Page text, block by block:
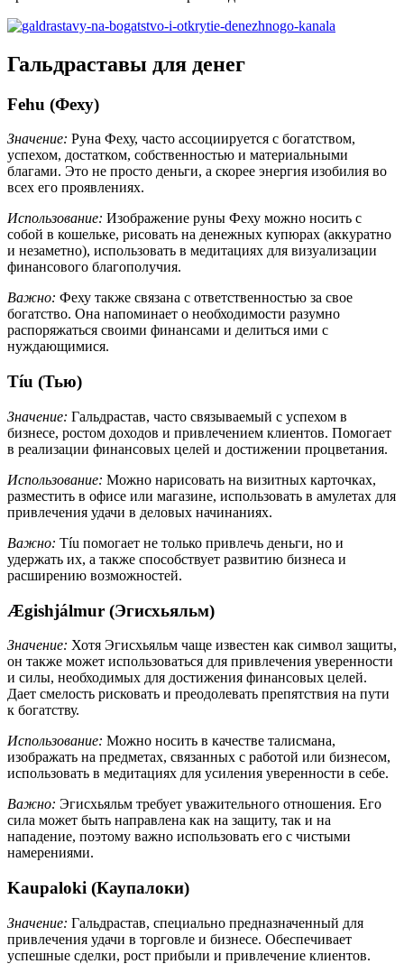
Гальдраставы для денег
Fehu (Феху)
Значение: Руна Феху, часто ассоциируется с богатством,
успехом, достатком, собственностью и материальными
благами. Это не просто деньги, а скорее энергия изобилия во
всех его проявлениях.
Использование: Изображение руны Феху можно носить с
собой в кошельке, рисовать на денежных купюрах (аккуратно
и незаметно), использовать в медитациях для визуализации
финансового благополучия.
Важно: Феху также связана с ответственностью за свое
богатство. Она напоминает о необходимости разумно
распоряжаться своими финансами и делиться ими с
нуждающимися.
Tíu (Тью)
Значение: Гальдрастав, часто связываемый с успехом в
бизнесе, ростом доходов и привлечением клиентов. Помогает
в реализации финансовых целей и достижении процветания.
Использование: Можно нарисовать на визитных карточках,
разместить в офисе или магазине, использовать в амулетах для
привлечения удачи в деловых начинаниях.
Важно: Tíu помогает не только привлечь деньги, но и
удержать их, а также способствует развитию бизнеса и
расширению возможностей.
Ægishjálmur (Эгисхьяльм)
Значение: Хотя Эгисхьяльм чаще известен как символ защиты,
он также может использоваться для привлечения уверенности
и силы, необходимых для достижения финансовых целей.
Дает смелость рисковать и преодолевать препятствия на пути
к богатству.
Использование: Можно носить в качестве талисмана,
изображать на предметах, связанных с работой или бизнесом,
использовать в медитациях для усиления уверенности в себе.
Важно: Эгисхьяльм требует уважительного отношения. Его
сила может быть направлена как на защиту, так и на
нападение, поэтому важно использовать его с чистыми
намерениями.
Kaupaloki (Каупалоки)
Значение: Гальдрастав, специально предназначенный для
привлечения удачи в торговле и бизнесе. Обеспечивает
успешные сделки, рост прибыли и привлечение клиентов.